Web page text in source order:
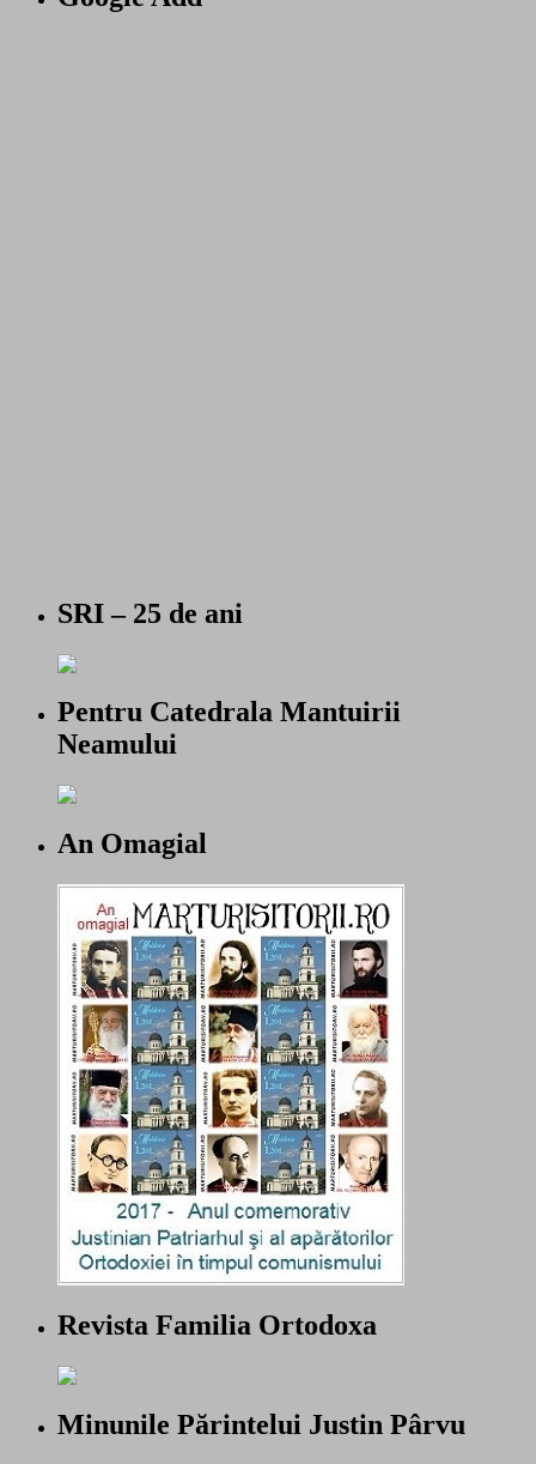
SRI – 25 de ani
Pentru Catedrala Mantuirii
Neamului
An Omagial
Revista Familia Ortodoxa
Minunile Părintelui Justin Pârvu